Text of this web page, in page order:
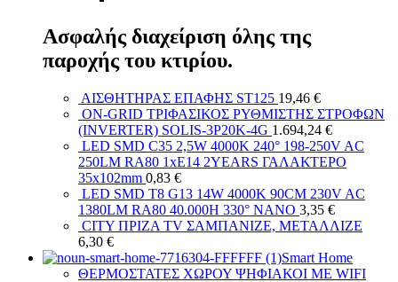
Ασφαλής διαχείριση όλης της
παροχής του κτιρίου.
ΑΙΣΘΗΤΗΡΑΣ ΕΠΑΦΗΣ ST125 19,46 €
ON-GRID ΤΡΙΦΑΣΙΚΟΣ ΡΥΘΜΙΣΤΗΣ ΣΤΡΟΦΩΝ
(INVERTER) SOLIS-3P20K-4G 1.694,24 €
LED SMD C35 2,5W 4000K 240° 198-250V AC
250LM RA80 1xE14 2YEARS ΓΑΛΑΚΤΕΡΟ
35x102mm 0,83 €
LED SMD T8 G13 14W 4000K 90CM 230V AC
1380LM RA80 40.000H 330° NANO 3,35 €
CITY ΠΡΙΖΑ ТV ΣΑΜΠΑΝΙΖΕ, ΜΕΤΑΛΛΙΖΕ
6,30 €
Smart Home
ΘΕΡΜΟΣΤΑΤΕΣ ΧΩΡΟΥ ΨΗΦΙΑΚΟΙ ΜΕ WIFI